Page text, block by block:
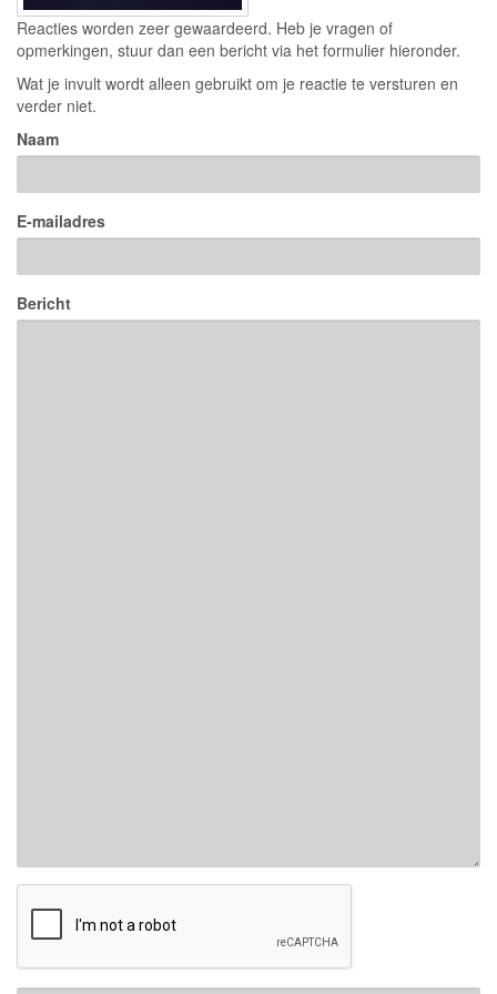
Reacties worden zeer gewaardeerd. Heb je vragen of
opmerkingen, stuur dan een bericht via het formulier hieronder.
Wat je invult wordt alleen gebruikt om je reactie te versturen en
verder niet.
Naam
E-mailadres
Bericht